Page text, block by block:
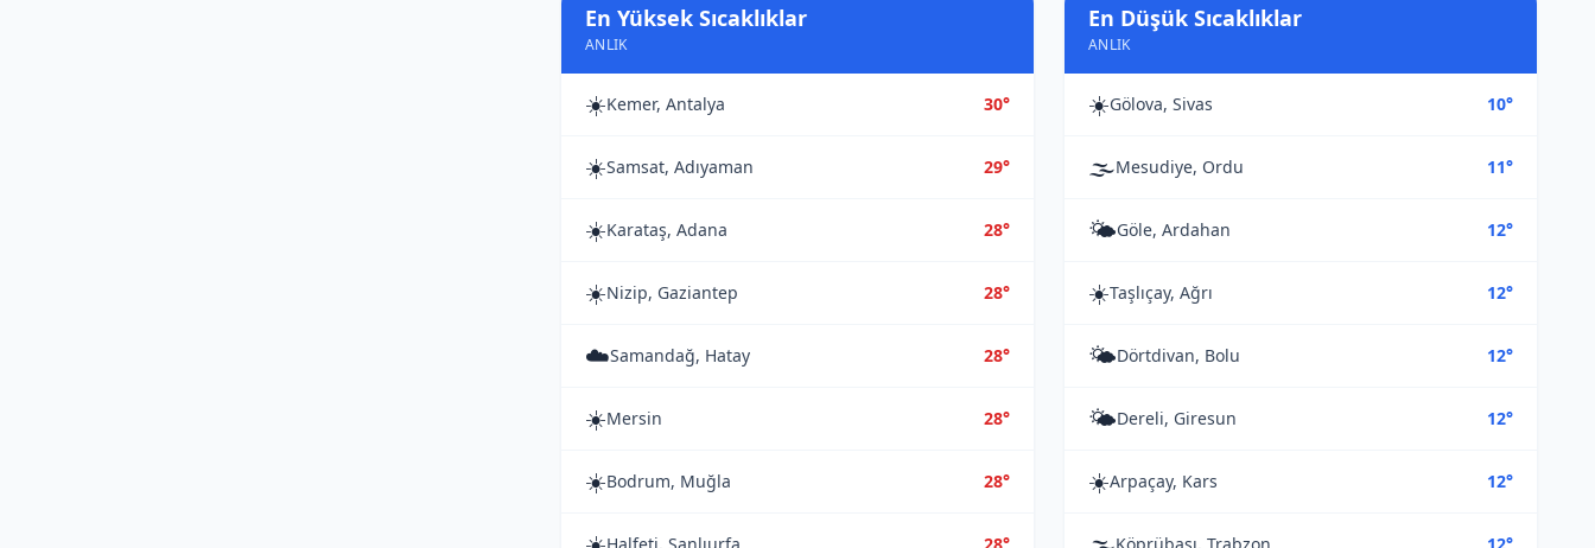
En Yüksek Sıcaklıklar
ANLIK
☀️Kemer, Antalya 30°
☀️Samsat, Adıyaman 29°
☀️Karataş, Adana 28°
☀️Nizip, Gaziantep 28°
☁️Samandağ, Hatay 28°
☀️Mersin 28°
☀️Bodrum, Muğla 28°
En Düşük Sıcaklıklar
ANLIK
☀️Gölova, Sivas 10°
🌫️Mesudiye, Ordu 11°
🌤️Göle, Ardahan 12°
☀️Taşlıçay, Ağrı 12°
🌤️Dörtdivan, Bolu 12°
🌤️Dereli, Giresun 12°
☀️Arpaçay, Kars 12°